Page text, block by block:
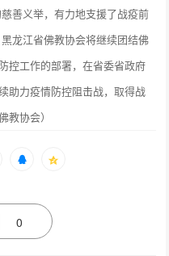
善义举，有力地支援了战疫前
龙江省佛教协会将继续团结佛
控工作的部署，在省委省政府
助力疫情防控阻击战，取得战
协会）
0